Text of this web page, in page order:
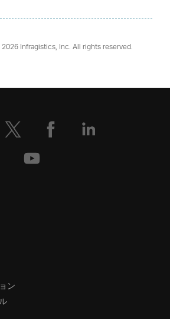
Infragistics, Inc. All rights reserved.
ン